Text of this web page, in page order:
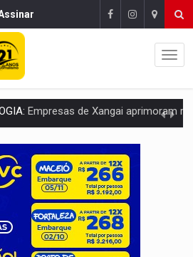
A TERRA:China descobre como explodir asteroide com bomba
morre após bater na traseira de
NUGGET:Essa receita com frango virou o meu
7 negócios que podem começar com pouco dinheiro e
DA AMÉRICA:Brasil reúne dimensão continental e posição